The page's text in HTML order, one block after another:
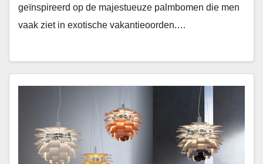
geïnspireerd op de majestueuze palmbomen die men
vaak ziet in exotische vakantieoorden.…